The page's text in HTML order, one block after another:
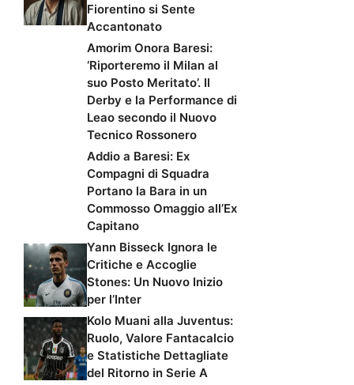
Fiorentino si Sente
Accantonato
Amorim Onora Baresi:
‘Riporteremo il Milan al
suo Posto Meritato’. Il
Derby e la Performance di
Leao secondo il Nuovo
Tecnico Rossonero
Addio a Baresi: Ex
Compagni di Squadra
Portano la Bara in un
Commosso Omaggio all’Ex
Capitano
Yann Bisseck Ignora le
Critiche e Accoglie
Stones: Un Nuovo Inizio
per l’Inter
Kolo Muani alla Juventus:
Ruolo, Valore Fantacalcio
e Statistiche Dettagliate
del Ritorno in Serie A